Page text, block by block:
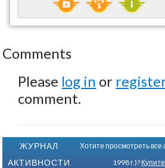
Comments
Please log in or
comment.
ЖУРНАЛ
АКТИВНОСТИ
Хотите просмотреть все
1998 г.)?